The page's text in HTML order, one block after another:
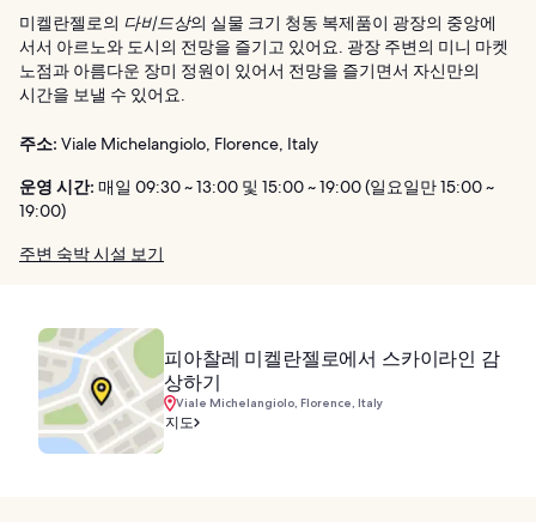
미켈란젤로의 다비드상의 실물 크기 청동 복제품이 광장의 중앙에
서서 아르노와 도시의 전망을 즐기고 있어요. 광장 주변의 미니 마켓
노점과 아름다운 장미 정원이 있어서 전망을 즐기면서 자신만의
시간을 보낼 수 있어요.
주소: Viale Michelangiolo, Florence, Italy
운영 시간: 매일 09:30 ~ 13:00 및 15:00 ~ 19:00 (일요일만 15:00 ~
19:00)
주변 숙박 시설 보기
피아찰레 미켈란젤로에서 스카이라인 감
상하기
Viale Michelangiolo, Florence, Italy
지도